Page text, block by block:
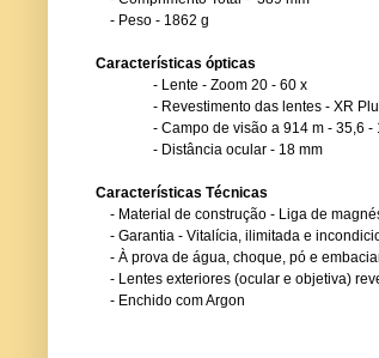
- Peso - 1862 g
Características ópticas
- Lente - Zoom 20 - 60 x
- Revestimento das lentes - XR
- Campo de visão a 914 m - 35,6 -
- Distância ocular - 18 mm
Características Técnicas
- Material de construção - Liga de
- Garantia - Vitalícia, ilimitada e
- À prova de água, choque, pó e
- Lentes exteriores (ocular e objetiva)
- Enchido com Argon